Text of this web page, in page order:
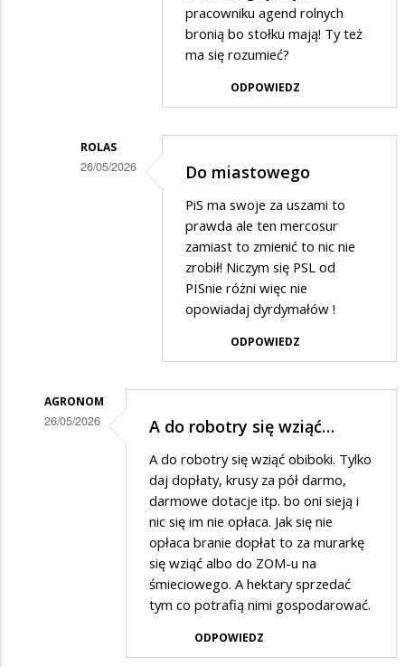
pracowniku agend rolnych
bronią bo stołku mają! Ty też
ma się rozumieć?
ODPOWIEDZ
ROLAS
26/05/2026
dziadzi
Do miastowego
PiS ma swoje za uszami to
prawda ale ten mercosur
zamiast to zmienić to nic nie
zrobił! Niczym się PSL od
PISnie różni więc nie
opowiadaj dyrdymałów !
ODPOWIEDZ
AGRONOM
26/05/2026 A do robotry się wziąć…
A do robotry się wziąć obiboki. Tylko
daj dopłaty, krusy za pół darmo,
darmowe dotacje itp. bo oni sieją i
nic się im nie opłaca. Jak się nie
opłaca branie dopłat to za murarkę
się wziąć albo do ZOM-u na
śmieciowego. A hektary sprzedać
tym co potrafią nimi gospodarować.
ODPOWIEDZ